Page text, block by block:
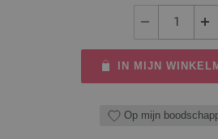
IN MIJN
Op mijn